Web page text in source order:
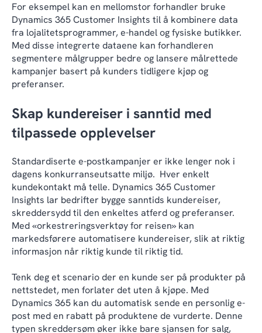
For eksempel kan en mellomstor forhandler bruke
Dynamics 365 Customer Insights til å kombinere data
fra lojalitetsprogrammer, e-handel og fysiske butikker.
Med disse integrerte dataene kan forhandleren
segmentere målgrupper bedre og lansere målrettede
kampanjer basert på kunders tidligere kjøp og
preferanser.
Skap kundereiser i sanntid med
tilpassede opplevelser
Standardiserte e-postkampanjer er ikke lenger nok i
dagens konkurranseutsatte miljø. Hver enkelt
kundekontakt må telle. Dynamics 365 Customer
Insights lar bedrifter bygge sanntids kundereiser,
skreddersydd til den enkeltes atferd og preferanser.
Med «orkestreringsverktøy for reisen» kan
markedsførere automatisere kundereiser, slik at riktig
informasjon når riktig kunde til riktig tid.
Tenk deg et scenario der en kunde ser på produkter på
nettstedet, men forlater det uten å kjøpe. Med
Dynamics 365 kan du automatisk sende en personlig e-
post med en rabatt på produktene de vurderte. Denne
typen skreddersøm øker ikke bare sjansen for salg,